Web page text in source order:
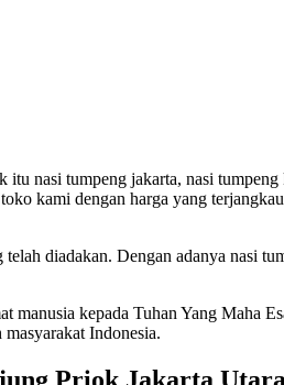
nasi tumpeng jakarta, nasi
kami dengan harga yang
diadakan. Dengan adanya nasi
kepada Tuhan Yang Maha
Indonesia.